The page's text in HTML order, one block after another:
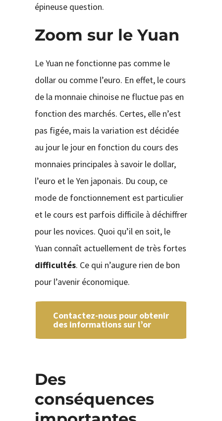
épineuse question.
Zoom sur le Yuan
Le Yuan ne fonctionne pas comme le
dollar ou comme l’euro. En effet, le cours
de la monnaie chinoise ne fluctue pas en
fonction des marchés. Certes, elle n’est
pas figée, mais la variation est décidée
au jour le jour en fonction du cours des
monnaies principales à savoir le dollar,
l’euro et le Yen japonais. Du coup, ce
mode de fonctionnement est particulier
et le cours est parfois difficile à déchiffrer
pour les novices. Quoi qu’il en soit, le
Yuan connaît actuellement de très fortes
difficultés. Ce qui n’augure rien de bon
pour l’avenir économique.
Contactez-nous pour obtenir
des informations sur l’or
Des
conséquences